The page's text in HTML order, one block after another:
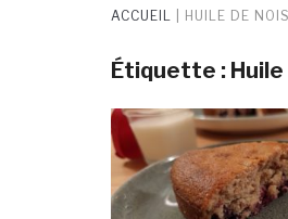
ACCUEIL HUILE DE
Étiquette :